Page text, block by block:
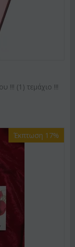
!!! (1) τεμάχιo !!!
Έκπτωση 17%